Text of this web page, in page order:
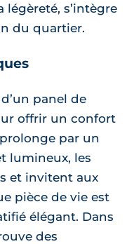
légèreté, s’intègre
du quartier.
panel de
offrir un confort
par un
lumineux, les
et invitent aux
pièce de vie est
élégant. Dans
des